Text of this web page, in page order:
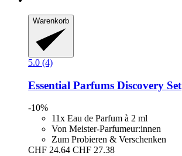
Warenkorb
5.0 (4)
Essential Parfums Discovery Set
-10%
11x Eau de Parfum à 2 ml
Von Meister-Parfumeur:innen
Zum Probieren & Verschenken
CHF 24.64 CHF 27.38